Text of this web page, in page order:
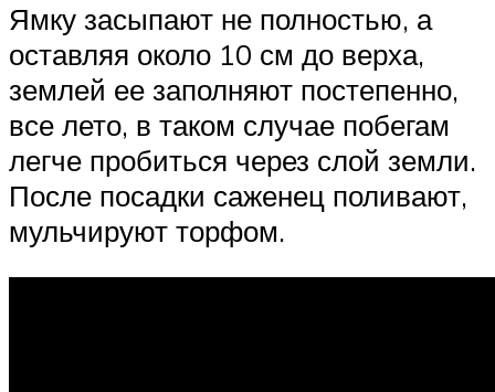
Ямку засыпают не полностью, а
оставляя около 10 см до верха,
землей ее заполняют постепенно,
все лето, в таком случае побегам
легче пробиться через слой земли.
После посадки саженец поливают,
мульчируют торфом.